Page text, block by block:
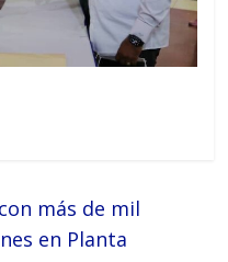
más de mil
en Planta